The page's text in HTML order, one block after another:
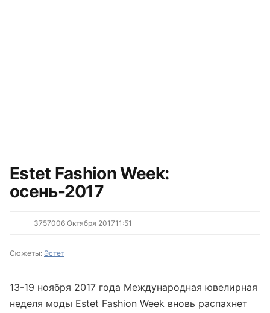
Estet Fashion Week:
осень-2017
3757006 Октября 201711:51
Сюжеты: Эстет
13-19 ноября 2017 года Международная ювелирная
неделя моды Estet Fashion Week вновь распахнет